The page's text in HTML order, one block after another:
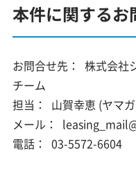
本件に関するお
お問合せ先：
株式会社
チーム
担当：
山賀幸恵 (ヤマ
メール：
電話：
03-5572-6604